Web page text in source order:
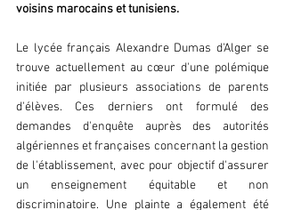
voisins marocains et tunisiens.
Le lycée français Alexandre Dumas d'Alger se
trouve actuellement au cœur d'une polémique
initiée par plusieurs associations de parents
d'élèves. Ces derniers ont formulé des
demandes d'enquête auprès des autorités
algériennes et françaises concernant la gestion
de l'établissement, avec pour objectif d'assurer
un enseignement équitable et non
discriminatoire. Une plainte a également été